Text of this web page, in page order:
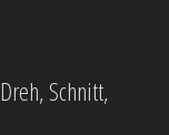
Schnitt,